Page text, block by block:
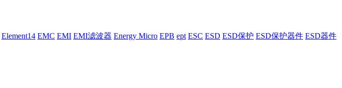
Element14 EMC EMI EMI滤波器 Energy Micro EPB ept ESC ESD ESD保护 ESD保护器件 ESD器件